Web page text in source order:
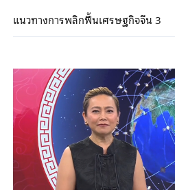
แนวทางการพลิกฟื้นเศรษฐกิจจีน 3